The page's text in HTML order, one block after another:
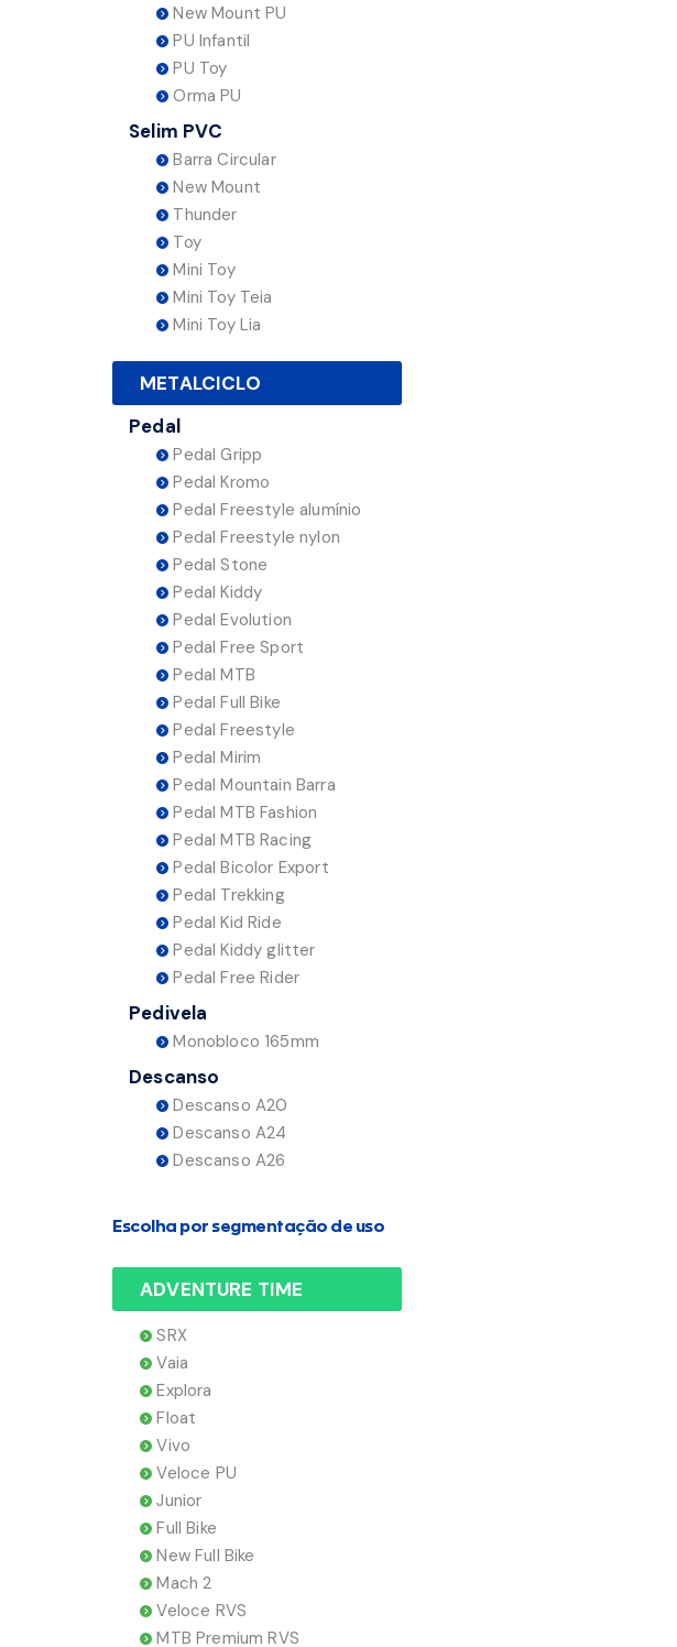
New Mount PU
PU Infantil
PU Toy
Orma PU
Selim PVC
Barra Circular
New Mount
Thunder
Toy
Mini Toy
Mini Toy Teia
Mini Toy Lia
METALCICLO
Pedal
Pedal Gripp
Pedal Kromo
Pedal Freestyle alumínio
Pedal Freestyle nylon
Pedal Stone
Pedal Kiddy
Pedal Evolution
Pedal Free Sport
Pedal MTB
Pedal Full Bike
Pedal Freestyle
Pedal Mirim
Pedal Mountain Barra
Pedal MTB Fashion
Pedal MTB Racing
Pedal Bicolor Export
Pedal Trekking
Pedal Kid Ride
Pedal Kiddy glitter
Pedal Free Rider
Pedivela
Monobloco 165mm
Descanso
Descanso A20
Descanso A24
Descanso A26
Escolha por segmentação de uso
ADVENTURE TIME
SRX
Vaia
Explora
Float
Vivo
Veloce PU
Junior
Full Bike
New Full Bike
Mach 2
Veloce RVS
MTB Premium RVS